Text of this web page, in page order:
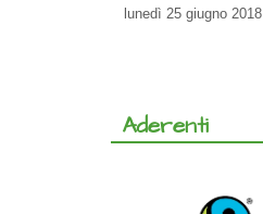
lunedì 25 giugno 2018
Aderenti